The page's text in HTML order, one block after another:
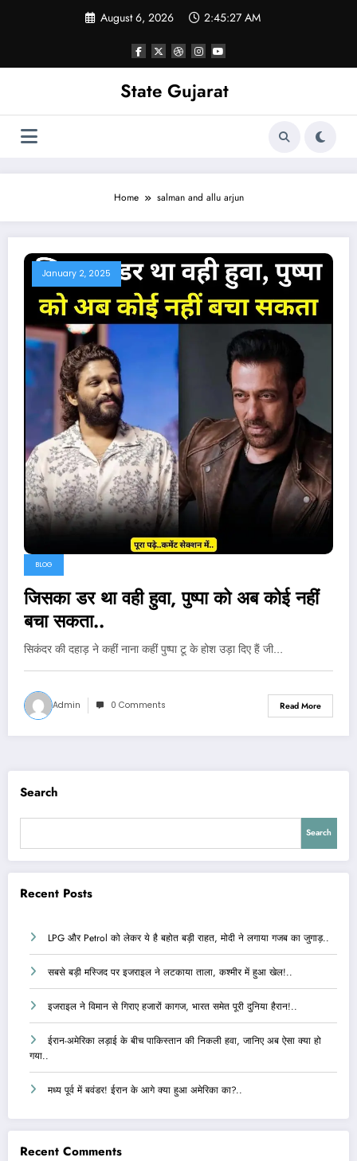
August 6, 2026 2:45:28 AM
State Gujarat
Home salman and allu arjun
January 2, 2025
BLOG
जिसका डर था वही हुवा, पुष्पा को अब कोई नहीं
बचा सकता..
सिकंदर की दहाड़ ने कहीं नाना कहीं पुष्पा टू के होश उड़ा दिए हैं जी…
Admin 0 Comments Read More
Search
Search
Recent Posts
LPG और Petrol को लेकर ये है बहोत बड़ी राहत, मोदी ने लगाया गजब का जुगाड़..
सबसे बड़ी मस्जिद पर इजराइल ने लटकाया ताला, कश्मीर में हुआ खेल!..
इजराइल ने विमान से गिराए हजारों कागज, भारत समेत पूरी दुनिया हैरान!..
ईरान-अमेरिका लड़ाई के बीच पाकिस्तान की निकली हवा, जानिए अब ऐसा क्या हो
गया..
मध्य पूर्व में बवंडर! ईरान के आगे क्या हुआ अमेरिका का?..
Recent Comments